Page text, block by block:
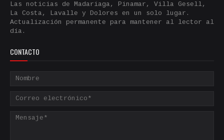
Las noticias de Madariaga, Pinamar, Villa Gesell,
La Costa, Lavalle y Dolores en un solo lugar.
Actualización permanente para mantener al lector al
día.
CONTACTO